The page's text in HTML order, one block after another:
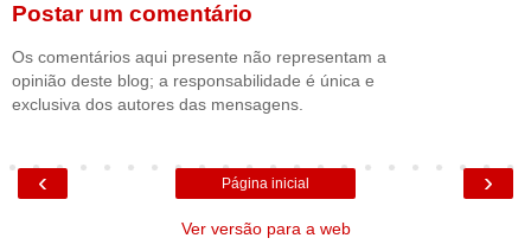
Postar um comentário
Os comentários aqui presente não representam a
opinião deste blog; a responsabilidade é única e
exclusiva dos autores das mensagens.
‹ ›
Página inicial
Ver versão para a web